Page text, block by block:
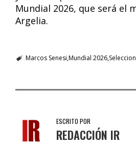
Mundial 2026, que será el
Argelia.
Marcos Senesi Mundial 2026
ESCRITO POR
REDACCIÓN IR